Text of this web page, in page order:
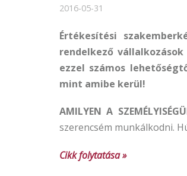
2016-05-31
Értékesítési
rendelkező
ezzel számos
mint amibe kerül!
AMILYEN A
szerencsém munkálkodni.
Cikk folytatása »